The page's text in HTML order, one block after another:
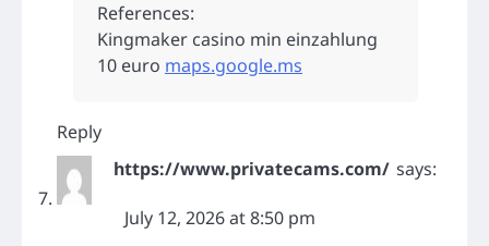
References:
Kingmaker casino min einzahlung
10 euro maps.google.ms
Reply
https://www.privatecams.com/ says:
July 12, 2026 at 8:50 pm